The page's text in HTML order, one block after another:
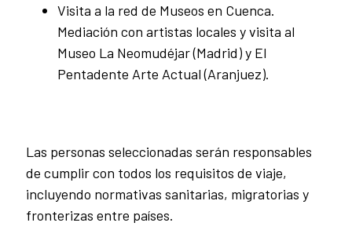
Visita a la red de Museos en Cuenca.
Mediación con artistas locales y visita al
Museo La Neomudéjar (Madrid) y El
Pentadente Arte Actual (Aranjuez).
Las personas seleccionadas serán responsables
de cumplir con todos los requisitos de viaje,
incluyendo normativas sanitarias, migratorias y
fronterizas entre países.